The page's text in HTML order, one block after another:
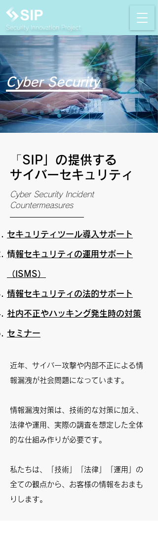
Security Innovation Project
Cyber Security
「 SIP」の提供する
サイバーセキュリティ
Cyber Security Incident
Countermeasures
セキュリティツール導入サポート
​情報セキュリティの​運用サポート
（ISMS）
情報セキュリティの​法的サポート
社内不正やハッキング​発生時の対策
​セミナー
近年、サイバー攻撃や内部不正による情
報漏洩が社会問題になっています。
​情報漏洩対策は、技術的な対策に加え、
法律や運用、実際の調査を想定した全体
的な仕組み作りが必要です。
​私たちは、「技術」「法律」「運用」の
全ての観点から、お客様の情報をおまも
りします。